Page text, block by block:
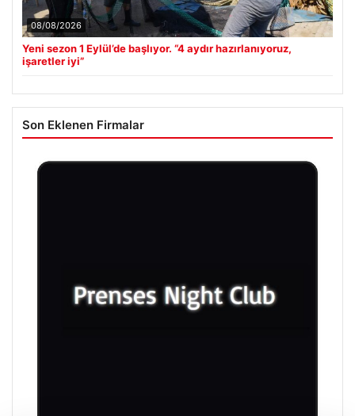
Yeni sezon 1 Eylül’de başlıyor. “4 aydır hazırlanıyoruz,
işaretler iyi”
Son Eklenen Firmalar